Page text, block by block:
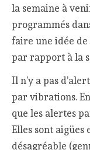
la semaine à
programmés
faire une idée
par rapport à la
Il n’y a pas
par vibrations.
que les alertes
Elles sont aigües
désagréable